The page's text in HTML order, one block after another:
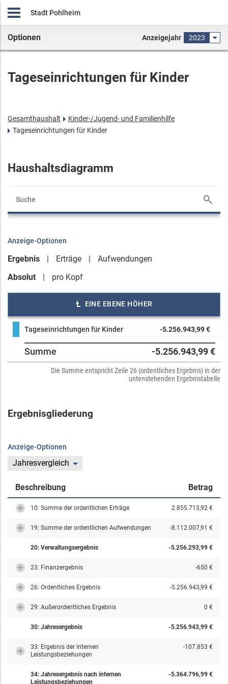
Stadt Pohlheim
Optionen Anzeigejahr 2023
Tageseinrichtungen für Kinder
Gesamthaushalt
Kinder-/Jugend- und Familienhilfe
Tageseinrichtungen für Kinder
Haushaltsdiagramm
Anzeige-Optionen
Ergebnis Erträge
Aufwendungen
Absolut
pro Kopf
EINE EBENE HÖHER
Tageseinrichtungen für Kinder -5.256.943,99 €
Summe -5.256.943,99 €
Die Summe entspricht Zeile 26 (ordentliches Ergebnis) in der
untenstehenden Ergebnistabelle
Ergebnisgliederung
Anzeige-Optionen
Jahresvergleich
Beschreibung Betrag
10: Summe der ordentlichen Erträge 2.855.713,92 €
19: Summe der ordentlichen Aufwendungen -8.112.007,91 €
20: Verwaltungsergebnis -5.256.293,99 €
23: Finanzergebnis -650 €
26: Ordentliches Ergebnis -5.256.943,99 €
29: Außerordentliches Ergebnis 0 €
30: Jahresergebnis -5.256.943,99 €
33: Ergebnis der internen
Leistungsbeziehungen
-107.853 €
34: Jahresergebnis nach internen
Leistungsbeziehungen
-5.364.796,99 €